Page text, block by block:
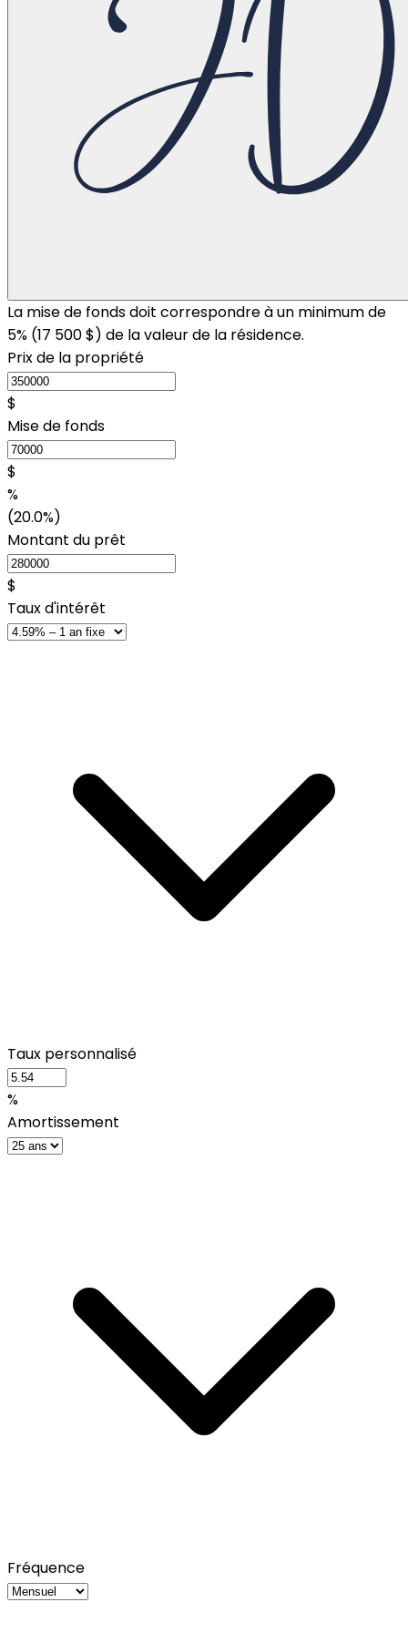
La mise de fonds doit correspondre à un minimum de
5% (17 500 $) de la valeur de la résidence.
Prix de la propriété
$
Mise de fonds
$
%
(20.0%)
Montant du prêt
$
Taux d'intérêt
Taux personnalisé
%
Amortissement
Fréquence